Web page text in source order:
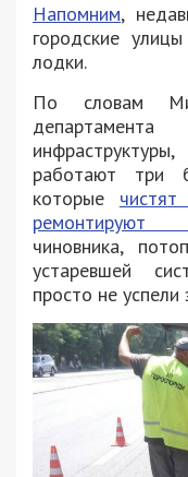
Напомним,
городские
лодки.
По словам
работают три
которые
ремонтируют
чиновника,
устаревшей
просто не успели